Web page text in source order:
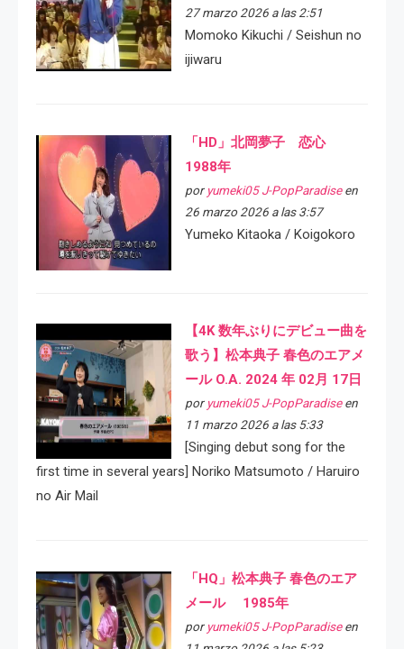
27 marzo 2026 a las 2:51
Momoko Kikuchi / Seishun no
ijiwaru
「HD」北岡夢子 恋心
1988年
por yumeki05 J-PopParadiseen
26 marzo 2026 a las 3:57
Yumeko Kitaoka / Koigokoro
【4K 数年ぶりにデビュー曲を
歌う】松本典子 春色のエアメ
ール O.A. 2024 年 02月 17日
por yumeki05 J-PopParadiseen
11 marzo 2026 a las 5:33
[Singing debut song for the
first time in several years] Noriko Matsumoto / Haruiro
no Air Mail
「HQ」松本典子 春色のエア
メール 1985年
por yumeki05 J-PopParadiseen